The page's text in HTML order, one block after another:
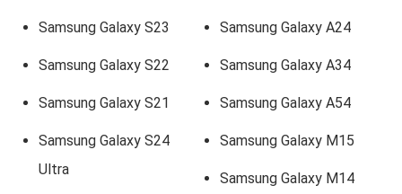
Samsung Galaxy S23
Samsung Galaxy S22
Samsung Galaxy S21
Samsung Galaxy S24
Ultra
Samsung Galaxy A24
Samsung Galaxy A34
Samsung Galaxy A54
Samsung Galaxy M15
Samsung Galaxy M14